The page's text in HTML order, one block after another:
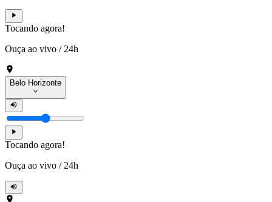
Tocando agora!
Ouça ao vivo / 24h
Belo Horizonte
Tocando agora!
Ouça ao vivo / 24h